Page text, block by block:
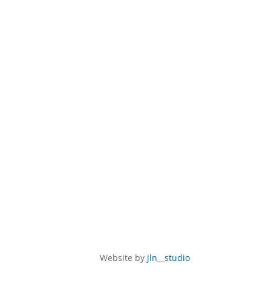
Website by jln__studio